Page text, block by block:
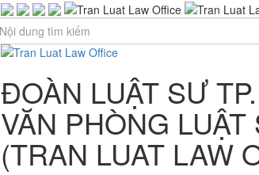
ĐOÀN LUẬT SƯ
VĂN PHÒNG
(TRAN LUAT LAW